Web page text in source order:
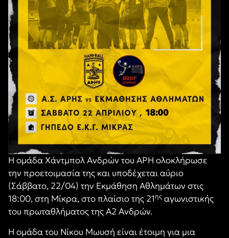
Η ομάδα Χάντμπολ Ανδρών του ΑΡΗ ολοκλήρωσε
την προετοιμασία της και υποδέχεται αύριο
(Σάββατο, 22/04) την Εκμάθηση Αθλημάτων στις
18:00, στη Μίκρα, στο πλαίσιο της 21ης αγωνιστικής
του πρωταθλήματος της Α2 Ανδρών.
Η ομάδα του Νίκου Μωυσή είναι έτοιμη για μια